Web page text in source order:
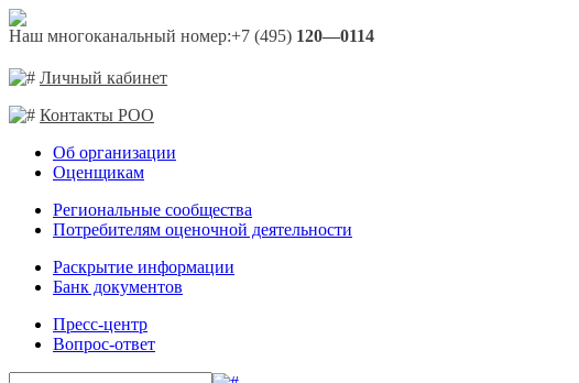
Наш многоканальный номер:+7 (495) 120—0114
Личный кабинет
Контакты РОО
Об организации
Оценщикам
Региональные сообщества
Потребителям оценочной деятельности
Раскрытие информации
Банк документов
Пресс-центр
Вопрос-ответ